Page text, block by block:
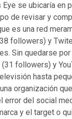
Eye se ubicaría en
de revisar y
es una red
followers) y
Sin quedarse
followers) y
hasta
organización
error del social
y el target o